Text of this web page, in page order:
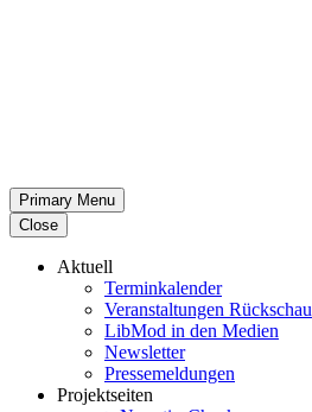
Primary Menu
Close
Aktuell
Termin­ka­lender
Veran­stal­tungen Rückschau
LibMod in den Medien
Newsletter
Presse­mel­dungen
Projekt­seiten